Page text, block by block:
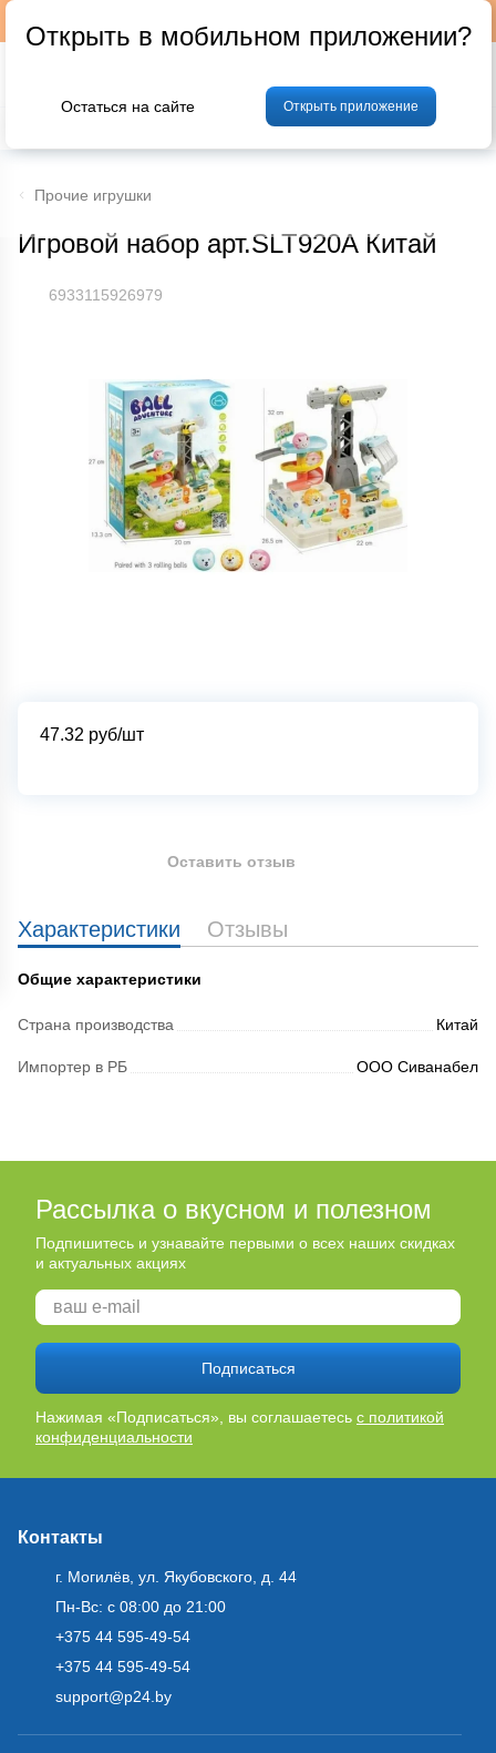
Фрукты и овощи Мясо Птица
Прочие игрушки
Игровой набор арт.SLT920A Китай
6933115926979
47.32 руб/шт
Характеристики Отзывы
Общие характеристики
Страна производства Китай
Импортер в РБ ООО Сиванабел
Оставить отзыв
Рассылка о вкусном и полезном
Подпишитесь и узнавайте первыми о всех наших скидках
и актуальных акциях
Подписаться
Нажимая «Подписаться», вы соглашаетесь с политикой
конфиденциальности
Контакты
г. Могилёв, ул. Якубовского, д. 44
Пн-Вс: с 08:00 до 21:00
+375 44 595-49-54
+375 44 595-49-54
support@p24.by
Открыть в мобильном приложении?
Остаться на сайте Открыть приложение